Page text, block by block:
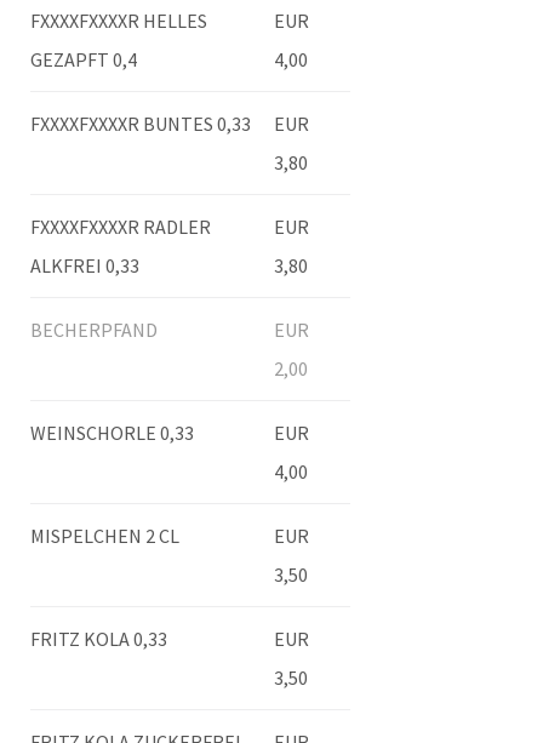
FXXXXFXXXXR HELLES
GEZAPFT 0,4
EUR
4,00
FXXXXFXXXXR BUNTES 0,33
EUR
3,80
FXXXXFXXXXR RADLER
ALKFREI 0,33
EUR
3,80
BECHERPFAND
EUR
2,00
WEINSCHORLE 0,33
EUR
4,00
MISPELCHEN 2 CL
EUR
3,50
FRITZ KOLA 0,33
EUR
3,50